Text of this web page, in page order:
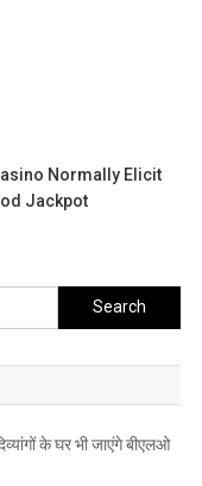
Normally Elicit
Jackpot
Search
for:
के घर भी जाएंगे बीएलओ